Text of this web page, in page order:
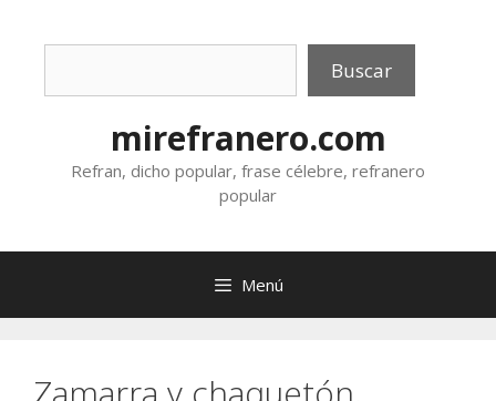
Buscar
mirefranero.com
Refran, dicho popular, frase célebre, refranero
popular
Menú